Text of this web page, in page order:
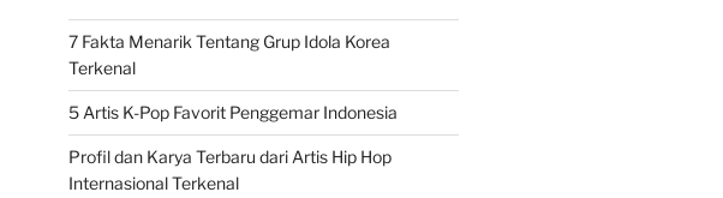
7 Fakta Menarik Tentang Grup Idola Korea
Terkenal
5 Artis K-Pop Favorit Penggemar Indonesia
Profil dan Karya Terbaru dari Artis Hip Hop
Internasional Terkenal